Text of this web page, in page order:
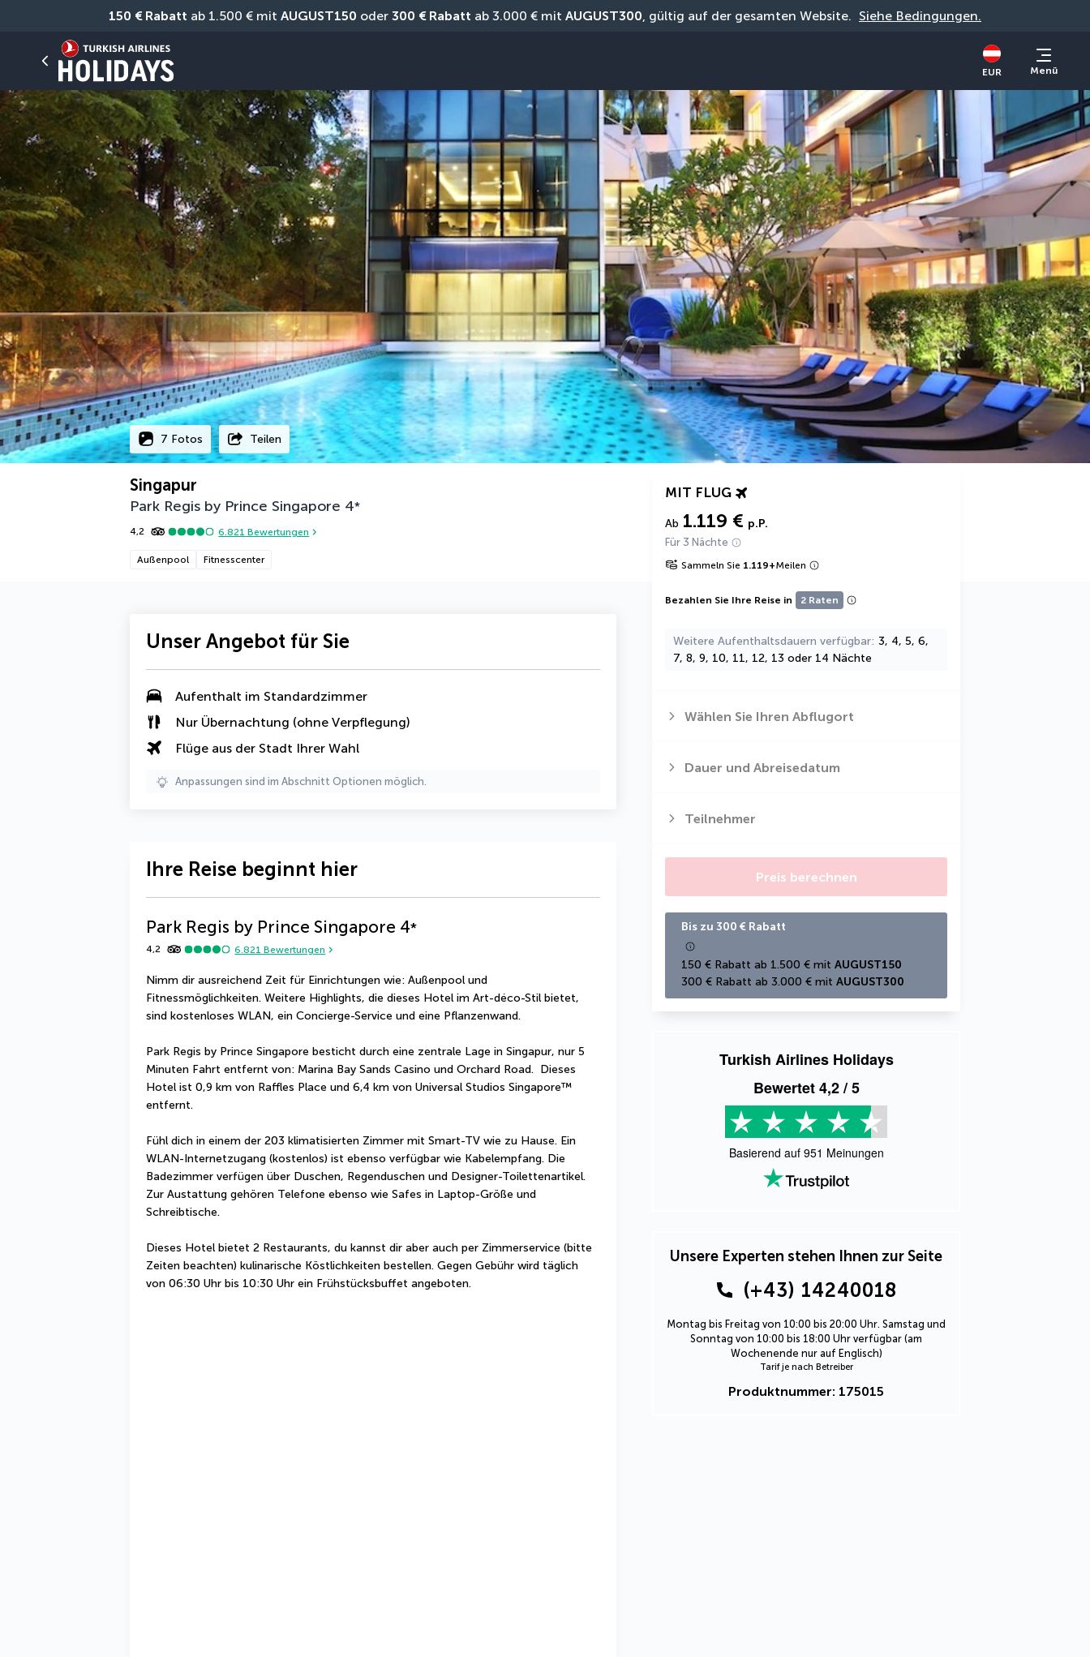
150 € Rabatt ab 1.500 € mit AUGUST150 oder 300 € Rabatt ab 3.000 € mit AUGUST300, gültig auf der gesamten Website. Siehe Bedingungen.
EUR Menü
7 Fotos Teilen
Singapur
Park Regis by Prince Singapore 4*
4,2 6.821 Bewertungen
Außenpool Fitnesscenter
MIT FLUG
Ab 1.119 € p.P.
Für 3 Nächte
Sammeln Sie 1.119+Meilen
Bezahlen Sie Ihre Reise in 2 Raten
Weitere Aufenthaltsdauern verfügbar 3, 4, 5, 6,
7, 8, 9, 10, 11, 12, 13 oder 14 Nächte
Wählen Sie Ihren Abflugort
Dauer und Abreisedatum
Teilnehmer
Preis berechnen
Bis zu 300 € Rabatt
150 € Rabatt ab 1.500 € mit AUGUST150
300 € Rabatt ab 3.000 € mit AUGUST300
Turkish Airlines Holidays
Bewertet4,2/ 5
Basierend auf 951 Meinungen
Unsere Experten stehen Ihnen zur Seite
(+43) 14240018
Montag bis Freitag von 10:00 bis 20:00 Uhr. Samstag und
Sonntag von 10:00 bis 18:00 Uhr verfügbar (am
Wochenende nur auf Englisch)
Tarif je nach Betreiber
Produktnummer: 175015
Unser Angebot für Sie
Aufenthalt im Standardzimmer
Nur Übernachtung (ohne Verpflegung)
Flüge aus der Stadt Ihrer Wahl
Anpassungen sind im Abschnitt Optionen möglich.
Ihre Reise beginnt hier
Park Regis by Prince Singapore 4*
4,2 6.821 Bewertungen
Nimm dir ausreichend Zeit für Einrichtungen wie: Außenpool und
Fitnessmöglichkeiten. Weitere Highlights, die dieses Hotel im Art-déco-Stil bietet,
sind kostenloses WLAN, ein Concierge-Service und eine Pflanzenwand.
Park Regis by Prince Singapore besticht durch eine zentrale Lage in Singapur, nur 5
Minuten Fahrt entfernt von: Marina Bay Sands Casino und Orchard Road.  Dieses
Hotel ist 0,9 km von Raffles Place und 6,4 km von Universal Studios Singapore™
entfernt.
Fühl dich in einem der 203 klimatisierten Zimmer mit Smart-TV wie zu Hause. Ein
WLAN-Internetzugang (kostenlos) ist ebenso verfügbar wie Kabelempfang. Die
Badezimmer verfügen über Duschen, Regenduschen und Designer-Toilettenartikel.
Zur Austattung gehören Telefone ebenso wie Safes in Laptop-Größe und
Schreibtische.
Dieses Hotel bietet 2 Restaurants, du kannst dir aber auch per Zimmerservice (bitte
Zeiten beachten) kulinarische Köstlichkeiten bestellen. Gegen Gebühr wird täglich
von 06:30 Uhr bis 10:30 Uhr ein Frühstücksbuffet angeboten.